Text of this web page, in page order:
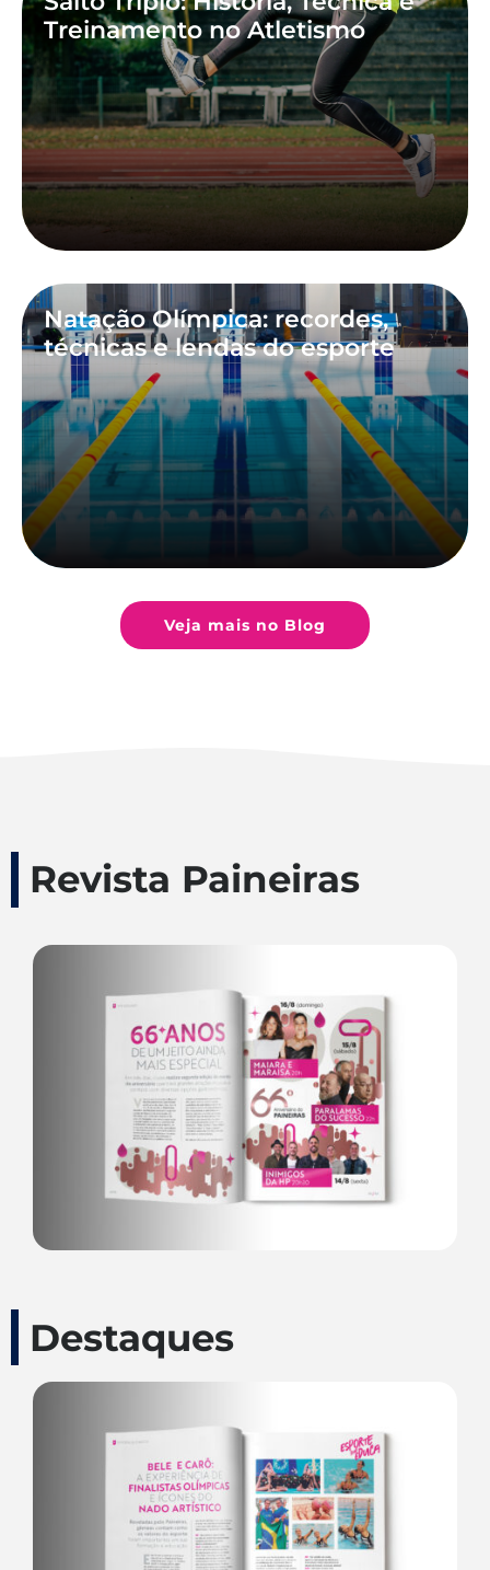
Treinamento no Atletismo
Natação Olímpica: recordes,
técnicas e lendas do esporte
Veja mais no Blog
Revista Paineiras
Destaques